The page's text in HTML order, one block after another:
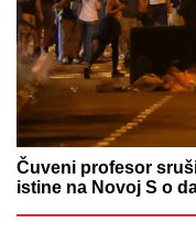
Čuveni profesor
istine na Novoj S o